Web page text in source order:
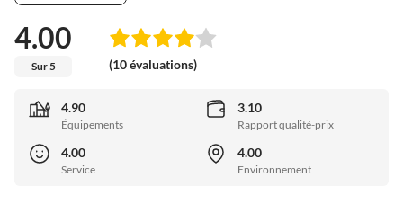
4.00
Sur 5 (10 évaluations)
4.90
Équipements
3.10
Rapport qualité-prix
4.00
Service
4.00
Environnement